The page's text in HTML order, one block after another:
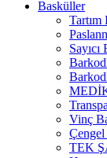
Basküller
Tartım
Vinç
TEK